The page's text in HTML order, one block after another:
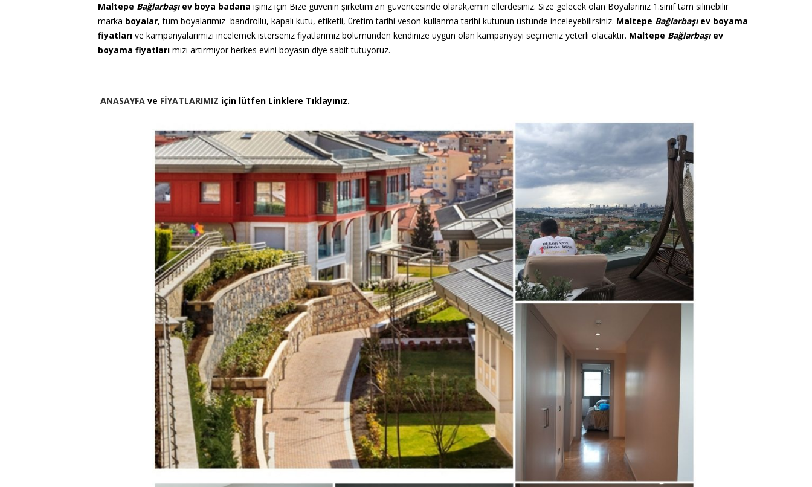
Maltepe Bağlarbaşıev boya badana işiniz için Bize güvenin şirketimizin güvencesinde olarak,emin ellerdesiniz. Size gelecek olan Boyalarınız 1.sınıf tam silinebilir
marka boyalar, tüm boyalarımız bandrollü, kapalı kutu, etiketli, üretim tarihi veson kullanma tarihi kutunun üstünde inceleyebilirsiniz. Maltepe Bağlarbaşıev boyama
fiyatları ve kampanyalarımızı incelemek isterseniz fiyatlarımız bölümünden kendinize uygun olan kampanyayı seçmeniz yeterli olacaktır. Maltepe Bağlarbaşıev
boyama fiyatları mızı artırmıyor herkes evini boyasın diye sabit tutuyoruz.
ANASAYFA ve FİYATLARIMIZ için lütfen Linklere Tıklayınız.